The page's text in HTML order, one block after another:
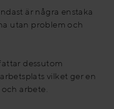
är några enstaka
utan problem och
dessutom
vilket ger en
arbete.